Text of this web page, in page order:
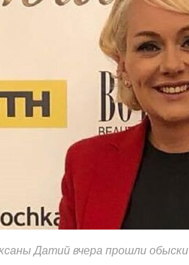
Датий вчера прошли обыски